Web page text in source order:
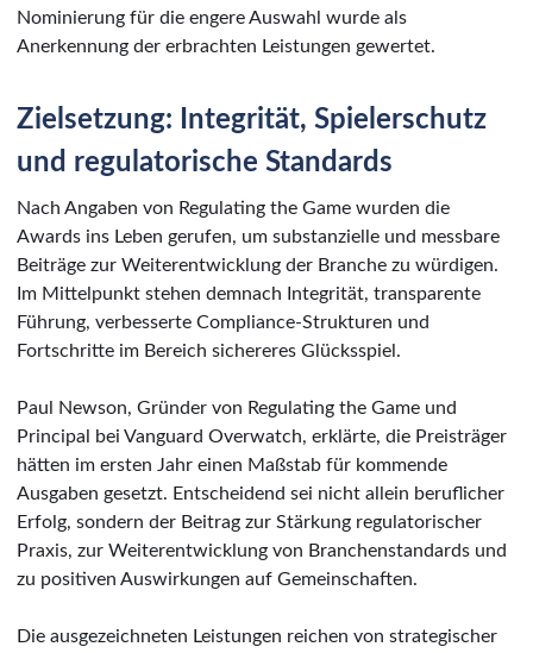
Nominierung für die engere Auswahl wurde als
Anerkennung der erbrachten Leistungen gewertet.
Zielsetzung: Integrität, Spielerschutz
und regulatorische Standards
Nach Angaben von Regulating the Game wurden die
Awards ins Leben gerufen, um substanzielle und messbare
Beiträge zur Weiterentwicklung der Branche zu würdigen.
Im Mittelpunkt stehen demnach Integrität, transparente
Führung, verbesserte Compliance-Strukturen und
Fortschritte im Bereich sichereres Glücksspiel.
Paul Newson, Gründer von Regulating the Game und
Principal bei Vanguard Overwatch, erklärte, die Preisträger
hätten im ersten Jahr einen Maßstab für kommende
Ausgaben gesetzt. Entscheidend sei nicht allein beruflicher
Erfolg, sondern der Beitrag zur Stärkung regulatorischer
Praxis, zur Weiterentwicklung von Branchenstandards und
zu positiven Auswirkungen auf Gemeinschaften.
Die ausgezeichneten Leistungen reichen von strategischer